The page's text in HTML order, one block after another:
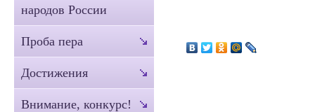
народов России
Проба пера
Достижения
Внимание, конкурс!